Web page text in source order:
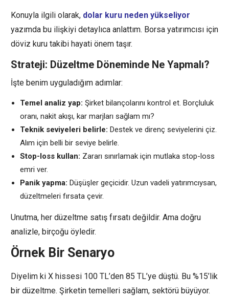
Konuyla ilgili olarak, dolar kuru neden yükseliyor
yazımda bu ilişkiyi detaylıca anlattım. Borsa yatırımcısı için
döviz kuru takibi hayati önem taşır.
Strateji: Düzeltme Döneminde Ne Yapmalı?
İşte benim uyguladığım adımlar:
Temel analiz yap: Şirket bilançolarını kontrol et. Borçluluk
oranı, nakit akışı, kar marjları sağlam mı?
Teknik seviyeleri belirle: Destek ve direnç seviyelerini çiz.
Alım için belli bir seviye belirle.
Stop-loss kullan: Zararı sınırlamak için mutlaka stop-loss
emri ver.
Panik yapma: Düşüşler geçicidir. Uzun vadeli yatırımcıysan,
düzeltmeleri fırsata çevir.
Unutma, her düzeltme satış fırsatı değildir. Ama doğru
analizle, birçoğu öyledir.
Örnek Bir Senaryo
Diyelim ki X hissesi 100 TL’den 85 TL’ye düştü. Bu %15’lik
bir düzeltme. Şirketin temelleri sağlam, sektörü büyüyor.